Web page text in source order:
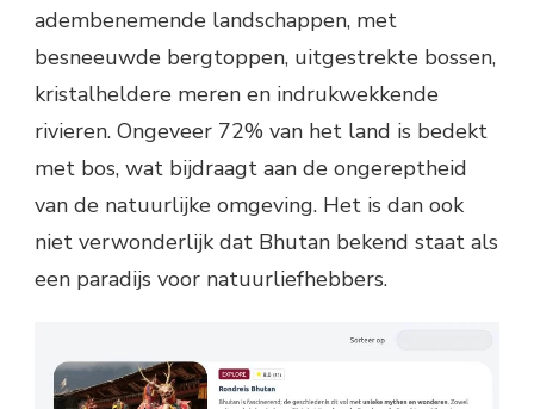
adembenemende landschappen, met
besneeuwde bergtoppen, uitgestrekte bossen,
kristalheldere meren en indrukwekkende
rivieren. Ongeveer 72% van het land is bedekt
met bos, wat bijdraagt aan de ongereptheid
van de natuurlijke omgeving. Het is dan ook
niet verwonderlijk dat Bhutan bekend staat als
een paradijs voor natuurliefhebbers.